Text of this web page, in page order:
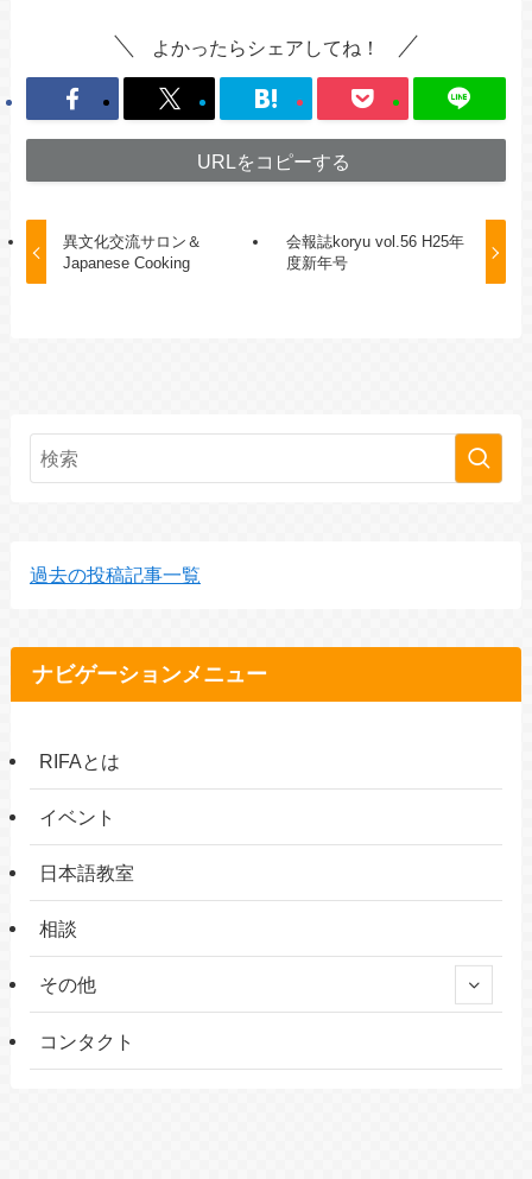
よかったらシェアしてね！
URLをコピーする
異文化交流サロン＆
Japanese Cooking
会報誌koryu vol.56 H25年
度新年号
過去の投稿記事一覧
ナビゲーションメニュー
RIFAとは
イベント
日本語教室
相談
その他
コンタクト